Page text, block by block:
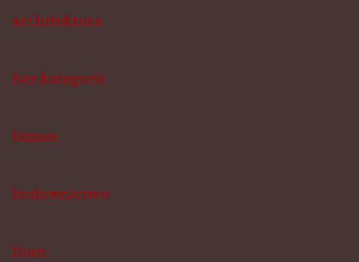
architektura
Bez kategorii
biznes
budownictwo
Dom